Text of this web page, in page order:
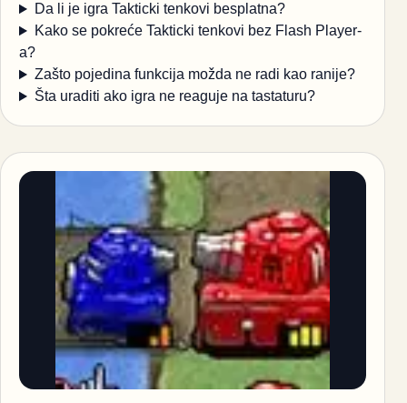
Da li je igra Takticki tenkovi besplatna?
Kako se pokreće Takticki tenkovi bez Flash Player-
a?
Zašto pojedina funkcija možda ne radi kao ranije?
Šta uraditi ako igra ne reaguje na tastaturu?